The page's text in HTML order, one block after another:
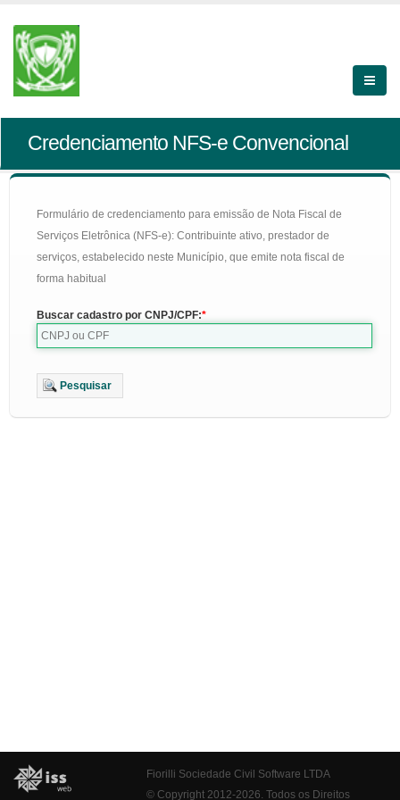
Credenciamento NFS-e Convencional
Formulário de credenciamento para emissão de Nota Fiscal de
Serviços Eletrônica (NFS-e): Contribuinte ativo, prestador de
serviços, estabelecido neste Município, que emite nota fiscal de
forma habitual
Buscar cadastro por CNPJ/CPF:
Pesquisar
Fiorilli Sociedade Civil Software LTDA
© Copyright 2012-2026. Todos os Direitos